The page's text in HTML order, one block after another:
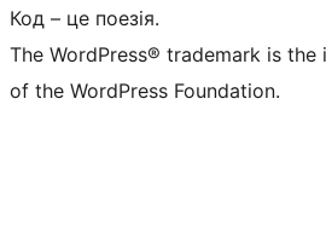
Код – це поезія.
The WordPress® trademark is
of the WordPress Foundation.